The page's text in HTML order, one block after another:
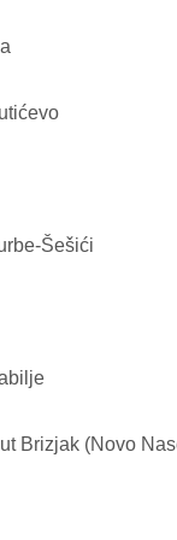
Šešići
Brizjak (Novo